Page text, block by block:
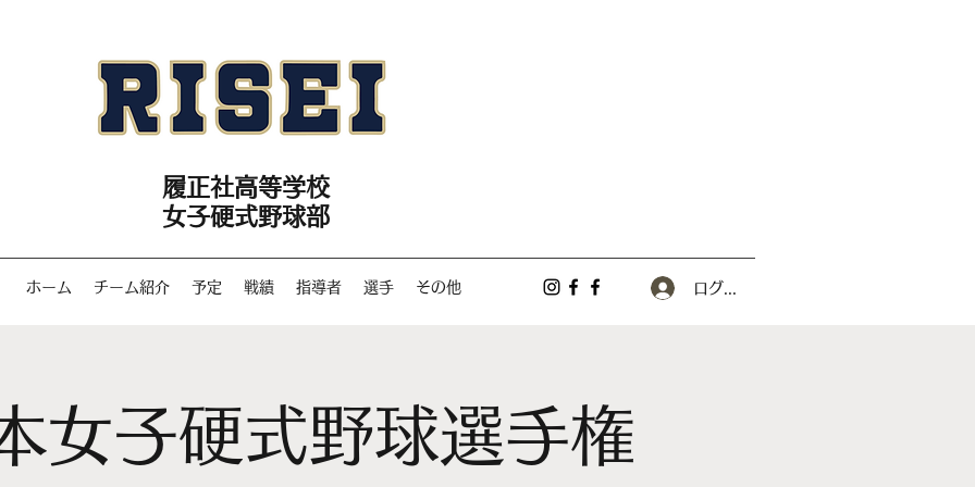
履正社高等学校
女子硬式野球部
ホーム チーム紹介 予定 戦績 指導者 選手 その他 ログイン
女子硬式野球選手権